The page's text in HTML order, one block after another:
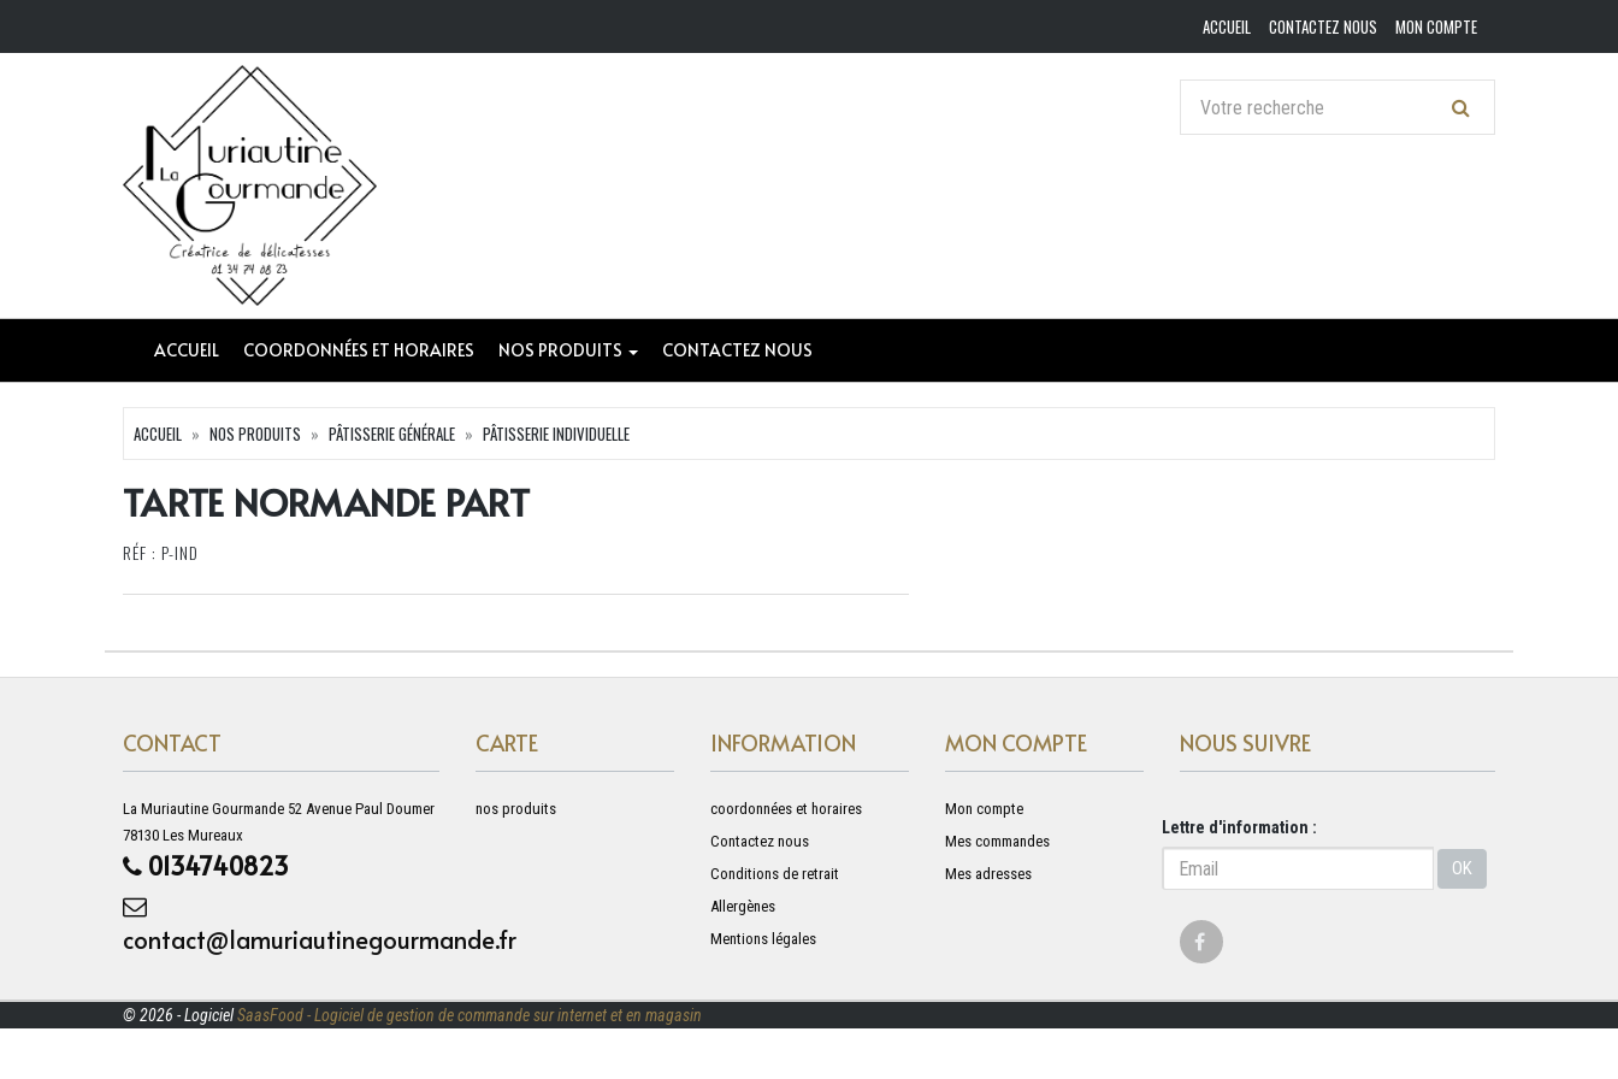
ACCUEIL CONTACTEZ NOUS MON COMPTE
ACCUEIL COORDONNÉES ET HORAIRES NOS PRODUITS CONTACTEZ NOUS
ACCUEIL NOS PRODUITS PÂTISSERIE GÉNÉRALE PÂTISSERIE INDIVIDUELLE
TARTE NORMANDE PART
RÉF : P-IND
CONTACT
La Muriautine Gourmande 52 Avenue Paul Doumer
78130 Les Mureaux
0134740823
contact@lamuriautinegourmande.fr
CARTE
nos produits
INFORMATION
coordonnées et horaires
Contactez nous
Conditions de retrait
Allergènes
Mentions légales
MON COMPTE
Mon compte
Mes commandes
Mes adresses
NOUS SUIVRE
Lettre d'information :
OK
© 2026 - LogicielSaasFood - Logiciel de gestion de commande sur internet et en magasin